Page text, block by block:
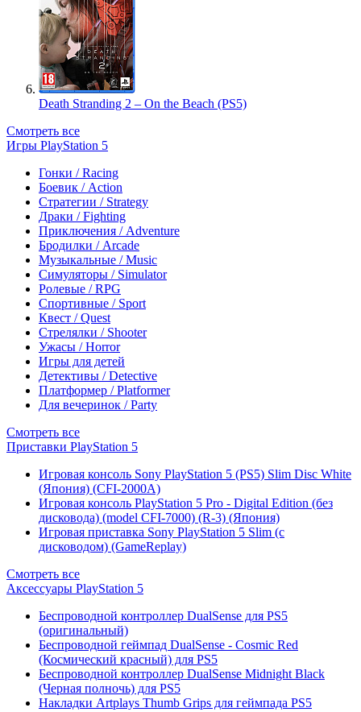
Death Stranding 2 – On the Beach (PS5)
Смотреть все
Игры PlayStation 5
Гонки / Racing
Боевик / Action
Стратегии / Strategy
Драки / Fighting
Приключения / Adventure
Бродилки / Arcade
Музыкальные / Music
Симуляторы / Simulator
Ролевые / RPG
Спортивные / Sport
Квест / Quest
Стрелялки / Shooter
Ужасы / Horror
Игры для детей
Детективы / Detective
Платформер / Platformer
Для вечеринок / Party
Смотреть все
Приставки PlayStation 5
Игровая консоль Sony PlayStation 5 (PS5) Slim Disc White
(Япония) (CFI-2000A)
Игровая консоль PlayStation 5 Pro - Digital Edition (без
дисковода) (model CFI-7000) (R-3) (Япония)
Игровая приставка Sony PlayStation 5 Slim (с
дисководом) (GameReplay)
Смотреть все
Аксессуары PlayStation 5
Беспроводной контроллер DualSense для PS5
(оригинальный)
Беспроводной геймпад DualSense - Cosmic Red
(Космический красный) для PS5
Беспроводной контроллер DualSense Midnight Black
(Черная полночь) для PS5
Накладки Artplays Thumb Grips для геймпада PS5